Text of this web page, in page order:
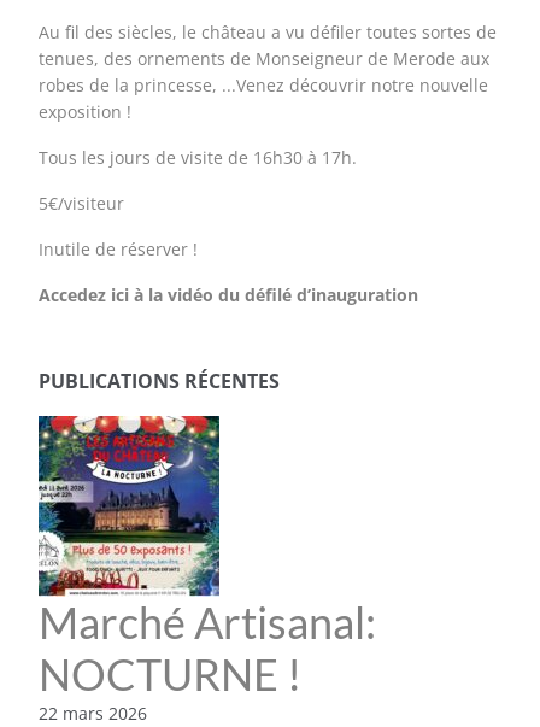
Au fil des siècles, le château a vu défiler toutes sortes de
tenues, des ornements de Monseigneur de Merode aux
robes de la princesse, ...Venez découvrir notre nouvelle
exposition !
Tous les jours de visite de 16h30 à 17h.
5€/visiteur
Inutile de réserver !
Accedez ici à la vidéo du défilé d’inauguration
PUBLICATIONS RÉCENTES
Marché Artisanal:
NOCTURNE !
22 mars 2026